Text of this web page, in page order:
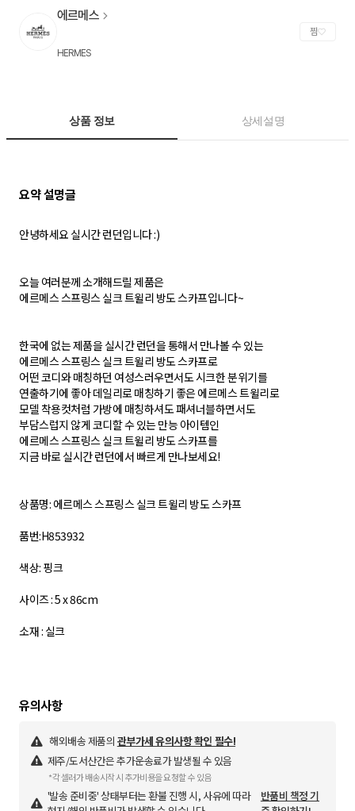
에르메스
HERMES
찜
상품 정보 상세설명
안녕하세요 실시간 런던입니다 :)
오늘 여러분께 소개해드릴 제품은
에르메스 스프링스 실크 트윌리 방도 스카프입니다~
한국에 없는 제품을 실시간 런던을 통해서 만나볼 수 있는
에르메스 스프링스 실크 트윌리 방도 스카프로
어떤 코디와 매칭하던 여성스러우면서도 시크한 분위기를
연출하기에 좋아 데일리로 매칭하기 좋은 에르메스 트윌리로
모델 착용컷처럼 가방에 매칭하셔도 패셔너블하면서도
부담스럽지 않게 코디할 수 있는 만능 아이템인
에르메스 스프링스 실크 트윌리 방도 스카프를
지금 바로 실시간 런던에서 빠르게 만나보세요!
상품명: 에르메스 스프링스 실크 트윌리 방도 스카프
품번:H853932
색상: 핑크
사이즈 : 5 x 86cm
소재 : 실크
유의사항
해외배송 제품의 관부가세 유의사항 확인 필수!
제주/도서산간은 추가운송료가 발생될 수 있음
*각 셀러가 배송시작 시 추가비용을 요청할 수 있음
'발송 준비중' 상태부터는 환불 진행 시, 사유에 따라
반품비 책정 기